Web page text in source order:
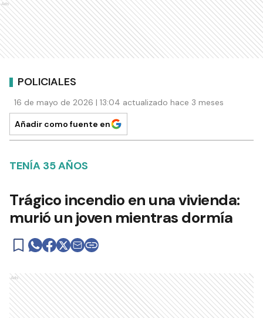
Ads
POLICIALES
16 de mayo de 2026 | 13:04 actualizado hace 3 meses
Añadir como fuente en
TENÍA 35 AÑOS
Trágico incendio en una vivienda:
murió un joven mientras dormía
Ads